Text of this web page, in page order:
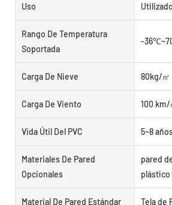
Uso
Rango De Temperatura
Soportada
-
Carga De Nieve 80kg/㎡
Carga De Viento 100 km/
Vida Útil Del PVC 5~8
Materiales De Pared
Opcionales
pared
plástico
Material De Pared Estándar Tela de